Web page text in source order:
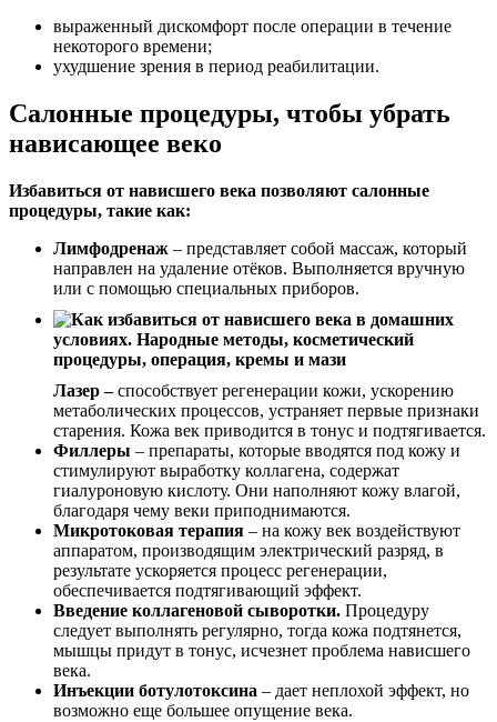
выраженный дискомфорт после операции в течение
некоторого времени;
ухудшение зрения в период реабилитации.
Салонные процедуры, чтобы убрать
нависающее веко
Избавиться от нависшего века позволяют салонные
процедуры, такие как:
Лимфодренаж – представляет собой массаж, который
направлен на удаление отёков. Выполняется вручную
или с помощью специальных приборов.
Лазер–способствует регенерации кожи, ускорению
метаболических процессов, устраняет первые признаки
старения. Кожа век приводится в тонус и подтягивается.
Филлеры – препараты, которые вводятся под кожу и
стимулируют выработку коллагена, содержат
гиалуроновую кислоту. Они наполняют кожу влагой,
благодаря чему веки приподнимаются.
Микротоковая терапия – на кожу век воздействуют
аппаратом, производящим электрический разряд, в
результате ускоряется процесс регенерации,
обеспечивается подтягивающий эффект.
Введение коллагеновой сыворотки. Процедуру
следует выполнять регулярно, тогда кожа подтянется,
мышцы придут в тонус, исчезнет проблема нависшего
века.
Инъекции ботулотоксина – дает неплохой эффект, но
возможно еще большее опущение века.